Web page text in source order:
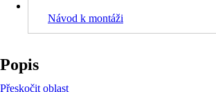
Návod k montáži
Popis
Přeskočit oblast